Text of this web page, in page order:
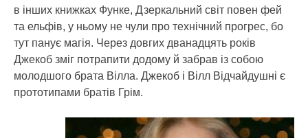
в інших книжках Функе, Дзеркальний світ повен фей
та ельфів, у ньому не чули про технічний прогрес, бо
тут панує магія. Через довгих дванадцять років
Джекоб зміг потрапити додому й забрав із собою
молодшого брата Вілла. Джекоб і Вілл Відчайдушні є
прототипами братів Грім.